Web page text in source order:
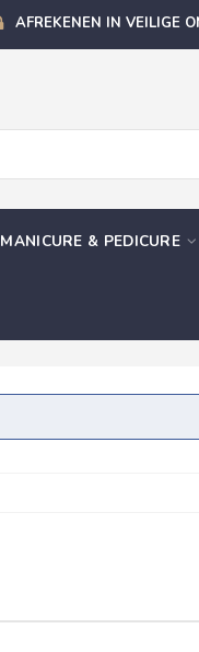
AFREKENEN IN VEILIGE
MANICURE & PEDICURE